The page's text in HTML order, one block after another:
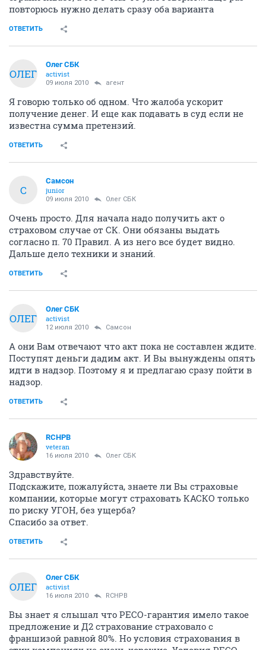
повторюсь нужно делать сразу оба варианта
ОТВЕТИТЬ
ОЛЕГ
Олег СБК
activist
09 июля 2010 агент
Я говорю только об одном. Что жалоба ускорит
получение денег. И еще как подавать в суд если не
известна сумма претензий.
ОТВЕТИТЬ
С
Самсон
junior
09 июля 2010 Олег СБК
Очень просто. Для начала надо получить акт о
страховом случае от СК. Они обязаны выдать
согласно п. 70 Правил. А из него все будет видно.
Дальше дело техники и знаний.
ОТВЕТИТЬ
ОЛЕГ
Олег СБК
activist
12 июля 2010 Самсон
А они Вам отвечают что акт пока не составлен ждите.
Поступят деньги дадим акт. И Вы вынуждены опять
идти в надзор. Поэтому я и предлагаю сразу пойти в
надзор.
ОТВЕТИТЬ
RCHPB
veteran
16 июля 2010 Олег СБК
Здравствуйте.
Подскажите, пожалуйста, знаете ли Вы страховые
компании, которые могут страховать КАСКО только
по риску УГОН, без ущерба?
Спасибо за ответ.
ОТВЕТИТЬ
ОЛЕГ
Олег СБК
activist
16 июля 2010 RCHPB
Вы знает я слышал что РЕСО-гарантия имело такое
предложение и Д2 страхование страховало с
франшизой равной 80%. Но условия страхования в